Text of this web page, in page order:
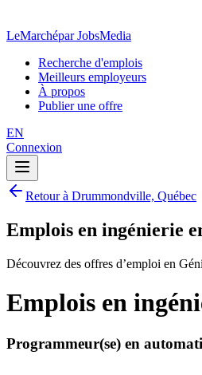
LeMarchépar JobsMedia
Recherche d'emplois
Meilleurs employeurs
À propos
Publier une offre
EN
Connexion
Retour à Drummondville, Québec
Emplois en ingénierie
Découvrez des offres d’emploi en
Emplois en
Programmeur(se) en